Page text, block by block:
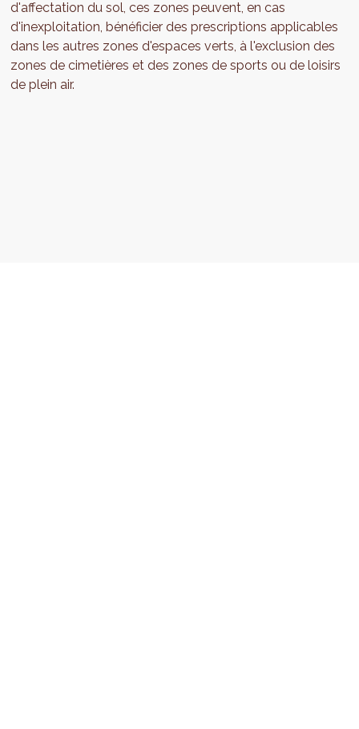
d'affectation du sol, ces zones peuvent, en cas
d'inexploitation, bénéficier des prescriptions applicables
dans les autres zones d'espaces verts, à l'exclusion des
zones de cimetières et des zones de sports ou de loisirs
de plein air.